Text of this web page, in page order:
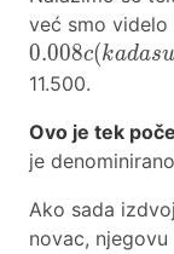
već smo
0.008c(kadasu
11.500.
Ovo je tek
je
Ako sada
novac,